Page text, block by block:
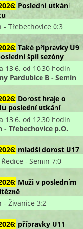
Poslední utkání
- Třebechovice 0:3
Také přípravky U9
špíl sezóny
13.6. od 10,30 hodin
Pardubice B - Semín
Dorost hraje o
poslední utkání
13.6. od 12,30 hodin
- Třebechovice p.O.
mladší dorost U17
- Semín 7:0
Muži v posledním
- Živanice 3:2
přípravky U11